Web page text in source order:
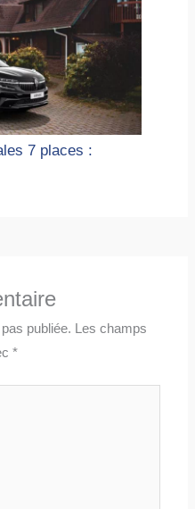
7 places :
publiée.
Les champs
*